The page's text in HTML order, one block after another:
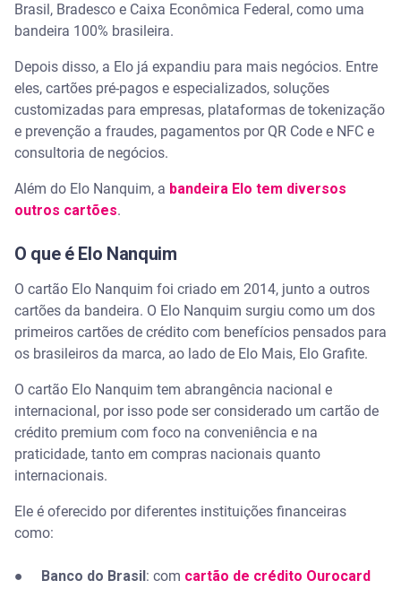
Como solicitar o Cartão Elo Nanquim e quais são
Pesquise opções de crédito
Brasil, Bradesco e Caixa Econômica Federal, como uma
bandeira 100% brasileira.
Depois disso, a Elo já expandiu para mais negócios. Entre
eles, cartões pré-pagos e especializados, soluções
customizadas para empresas, plataformas de tokenização
e prevenção a fraudes, pagamentos por QR Code e NFC e
consultoria de negócios.
Além do Elo Nanquim, a bandeira Elo tem diversos
outros cartões.
O que é Elo Nanquim
O cartão Elo Nanquim foi criado em 2014, junto a outros
cartões da bandeira. O Elo Nanquim surgiu como um dos
primeiros cartões de crédito com benefícios pensados para
os brasileiros da marca, ao lado de Elo Mais, Elo Grafite.
O cartão Elo Nanquim tem abrangência nacional e
internacional, por isso pode ser considerado um cartão de
crédito premium com foco na conveniência e na
praticidade, tanto em compras nacionais quanto
internacionais.
Ele é oferecido por diferentes instituições financeiras
como:
● Banco do Brasil : com cartão de crédito Ourocard